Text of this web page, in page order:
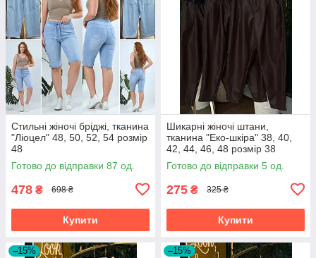
Стильні жіночі бріджі, тканина
"Ліоцел" 48, 50, 52, 54 розмір
48
Готово до відправки 87 од.
478 ₴ 698 ₴
Купити
Шикарні жіночі штани,
тканина "Еко-шкіра" 38, 40,
42, 44, 46, 48 розмір 38
Готово до відправки 5 од.
275 ₴ 325 ₴
Купити
–15% –15%